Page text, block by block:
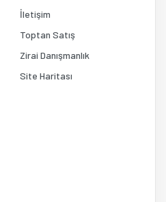
Gönder
İletişim
Toptan Satış
Zirai Danışmanlık
Site Haritası